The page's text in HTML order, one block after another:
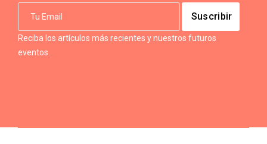
Reciba los artículos más recientes y nuestros futuros
eventos.